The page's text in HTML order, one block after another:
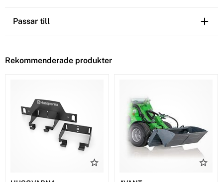
Passar till
Rekommenderade produkter